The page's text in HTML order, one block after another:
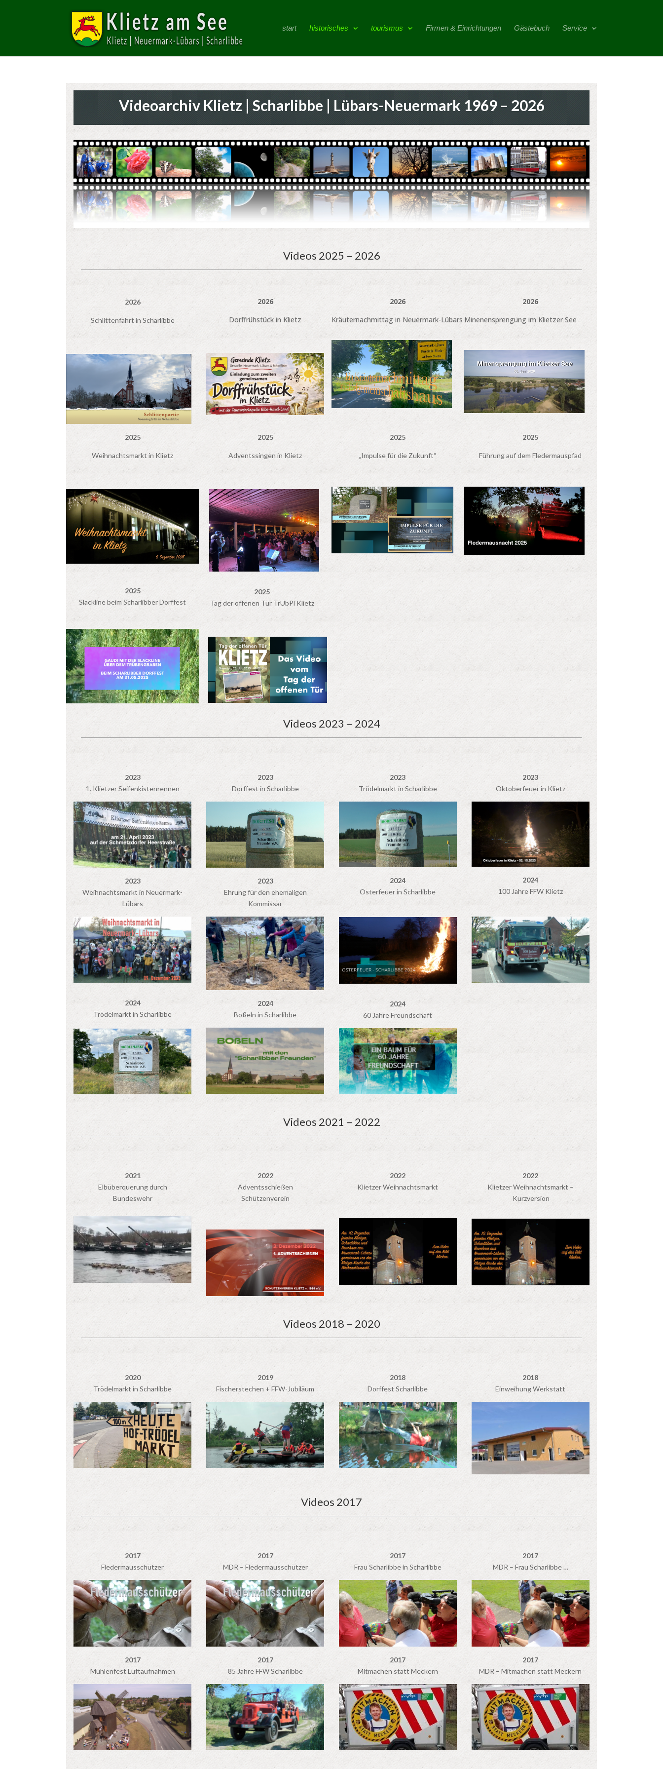
start historisches tourismus Firmen & Einrichtungen Gästebuch Service
Videoarchiv Klietz | Scharlibbe | Lübars-Neuermark 1969 – 2026
Videos 2025 – 2026
2026
Schlittenfahrt in Scharlibbe
2026
Dorffrühstück in Klietz
2026
Kräuternachmittag in Neuermark-Lübars
2026
Minenensprengung im Klietzer See
2025
Weihnachtsmarkt in Klietz
2025
Slackline beim Scharlibber Dorffest
2025
Adventssingen in Klietz
2025
Tag der offenen Tür TrÜbPl Klietz
2025
„Impulse für die Zukunft“
2025
Führung auf dem Fledermauspfad
Videos 2023 – 2024
2023
1. Klietzer Seifenkistenrennen
2023
Weihnachtsmarkt in Neuermark-
Lübars
2024
Trödelmarkt in Scharlibbe
2023
Dorffest in Scharlibbe
2023
Ehrung für den ehemaligen
Kommissar
2024
Boßeln in Scharlibbe
2023
Trödelmarkt in Scharlibbe
2024
Osterfeuer in Scharlibbe
2024
60 Jahre Freundschaft
2023
Oktoberfeuer in Klietz
2024
100 Jahre FFW Klietz
Videos 2021 – 2022
2021
Elbüberquerung durch
Bundeswehr
2022
Adventsschießen
Schützenverein
2022
Klietzer Weihnachtsmarkt
2022
Klietzer Weihnachtsmarkt –
Kurzversion
Videos 2018 – 2020
2020
Trödelmarkt in Scharlibbe
2019
Fischerstechen + FFW-Jubiläum
2018
Dorffest Scharlibbe
2018
Einweihung Werkstatt
Videos 2017
2017
Fledermausschützer
2017
Mühlenfest Luftaufnahmen
2017
MDR – Fledermausschützer
2017
85 Jahre FFW Scharlibbe
2017
Frau Scharlibbe in Scharlibbe
2017
Mitmachen statt Meckern
2017
MDR – Frau Scharlibbe …
2017
MDR – Mitmachen statt Meckern